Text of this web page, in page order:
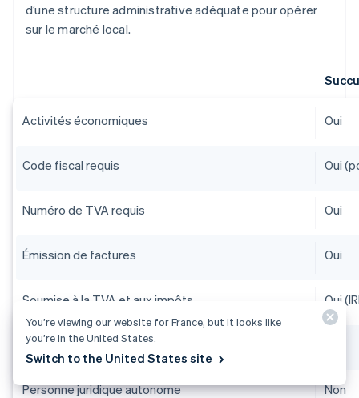
d’une structure administrative adéquate pour opérer
sur le marché local.
Activités économiques Oui
Code fiscal requis Oui
Numéro de TVA requis Oui
Émission de factures Oui
Soumise à la TVA et aux impôts Oui
Possibilité de conclure des contrats contraignants
Personne juridique autonome Non
You’re viewing our website for France, but it looks like
you’re in the United States.
Switch to the United States site